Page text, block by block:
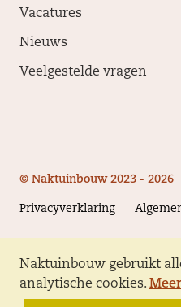
Naktuinbouw gebruikt
analytische cookies.
Vacatures
Nieuws
Veelgestelde vragen
© Naktuinbouw 2023 - 2026
Privacyverklaring
Volg Naktuinbouw